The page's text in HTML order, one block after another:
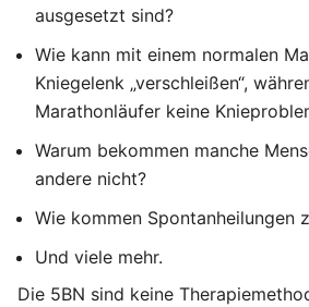
ausgesetzt sind?
Wie kann mit einem normalen
Kniegelenk „verschleißen“,
Marathonläufer keine
Warum bekommen manche
andere nicht?
Wie kommen Spontanheilungen
Und viele mehr.
Die 5BN sind keine